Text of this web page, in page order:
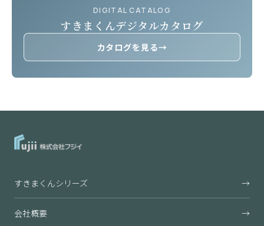
DIGITAL CATALOG
すきまくんデジタルカタログ
カタログを見る→
すきまくんシリーズ →
会社概要 →